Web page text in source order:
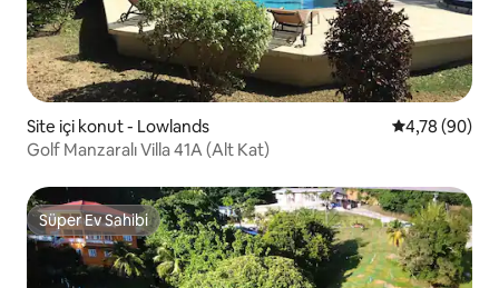
Site içi konut - Lowlands 5 üzerinden
4,78 (90)
Golf Manzaralı Villa 41A (Alt Kat)
Süper Ev Sahibi
Süper Ev Sahibi